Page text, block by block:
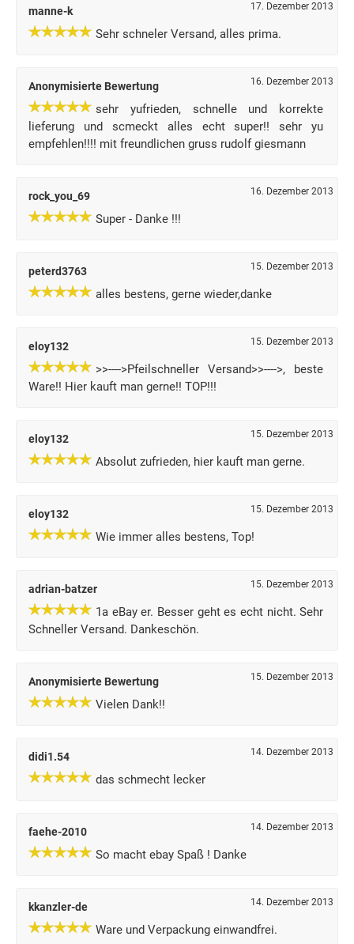
manne-k 17. Dezember 2013
Sehr schneler Versand, alles prima.
Anonymisierte Bewertung 16. Dezember 2013
sehr yufrieden, schnelle und korrekte
lieferung und scmeckt alles echt super!! sehr yu
empfehlen!!!! mit freundlichen gruss rudolf giesmann
rock_you_69 16. Dezember 2013
Super - Danke !!!
peterd3763 15. Dezember 2013
alles bestens, gerne wieder,danke
eloy132 15. Dezember 2013
>>---->Pfeilschneller Versand>>---->, beste
Ware!! Hier kauft man gerne!! TOP!!!
eloy132 15. Dezember 2013
Absolut zufrieden, hier kauft man gerne.
eloy132 15. Dezember 2013
Wie immer alles bestens, Top!
adrian-batzer 15. Dezember 2013
1a eBay er. Besser geht es echt nicht. Sehr
Schneller Versand. Dankeschön.
Anonymisierte Bewertung 15. Dezember 2013
Vielen Dank!!
didi1.54 14. Dezember 2013
das schmecht lecker
faehe-2010 14. Dezember 2013
So macht ebay Spaß ! Danke
kkanzler-de 14. Dezember 2013
Ware und Verpackung einwandfrei.